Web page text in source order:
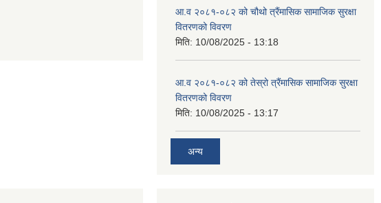
आ.व २०८१-०८२ को चौथो त्रैंमासिक सामाजिक सुरक्षा
वितरणको विवरण
मिति: 10/08/2025 - 13:18
आ.व २०८१-०८२ को तेस्रो त्रैंमासिक सामाजिक सुरक्षा
वितरणको विवरण
मिति: 10/08/2025 - 13:17
अन्य